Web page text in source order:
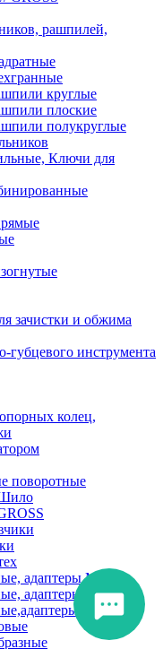
рашпилей,
круглые
плоские
полукруглые
Ключи для
зачистки и обжима
губцевого инструмента
колец,
поворотные
адаптеры Matrix
адаптеры Прочие
Сибртех